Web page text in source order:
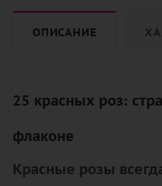
ОПИСАНИЕ
25 красных роз:
флаконе
Красные розы